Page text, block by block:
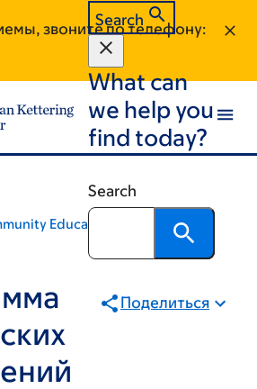
звоните по телефону:
Search
What can
we help you
find today?
Search
Education
Поделиться